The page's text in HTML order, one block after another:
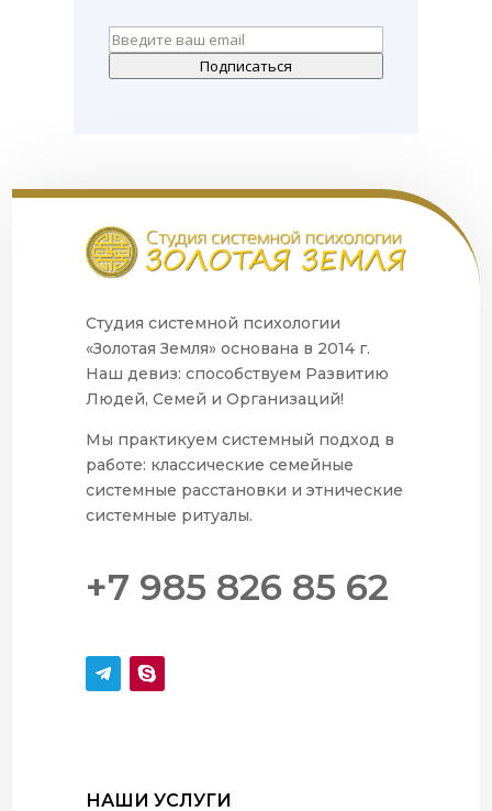
Подписаться
Студия системной психологии
«Золотая Земля» основана в 2014 г.
Наш девиз: способствуем Развитию
Людей, Семей и Организаций!
Мы практикуем системный подход в
работе: классические семейные
системные расстановки и этнические
системные ритуалы.
+7 985 826 85 62
НАШИ УСЛУГИ